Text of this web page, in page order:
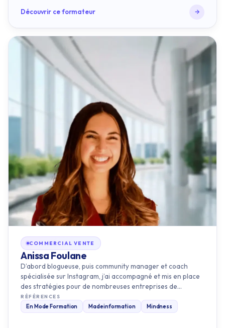
COMMERCIAL VENTE
Anissa Foulane
D’abord blogueuse, puis community manager et coach
spécialisée sur Instagram, j’ai accompagné et mis en place
des stratégies pour de nombreuses entreprises de
secteurs divers af…
RÉFÉRENCES
En Mode Formation Madeinformation Mindness